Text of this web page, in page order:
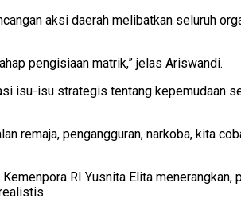
aksi daerah melibatkan seluruh
pengisiaan matrik,” jelas Ariswandi.
isu-isu strategis tentang kepemudaan
remaja, pengangguran, narkoba, kita
RI Yusnita Elita